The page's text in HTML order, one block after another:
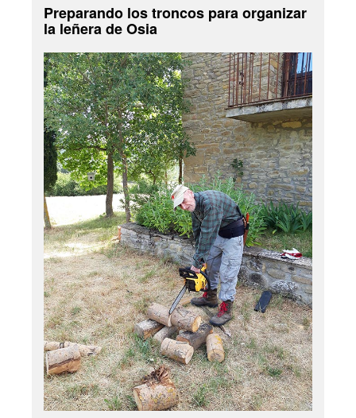
Preparando los troncos para organizar
la leñera de Osia